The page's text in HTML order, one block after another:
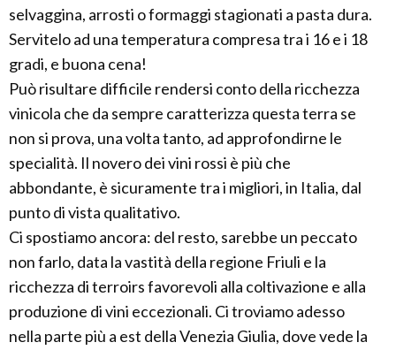
selvaggina, arrosti o formaggi stagionati a pasta dura.
Servitelo ad una temperatura compresa tra i 16 e i 18
gradi, e buona cena!
Può risultare difficile rendersi conto della ricchezza
vinicola che da sempre caratterizza questa terra se
non si prova, una volta tanto, ad approfondirne le
specialità. Il novero dei vini rossi è più che
abbondante, è sicuramente tra i migliori, in Italia, dal
punto di vista qualitativo.
Ci spostiamo ancora: del resto, sarebbe un peccato
non farlo, data la vastità della regione Friuli e la
ricchezza di terroirs favorevoli alla coltivazione e alla
produzione di vini eccezionali. Ci troviamo adesso
nella parte più a est della Venezia Giulia, dove vede la